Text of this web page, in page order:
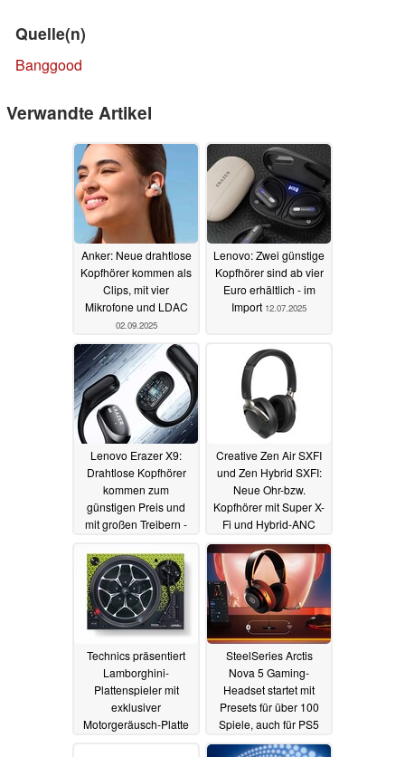
Quelle(n)
Banggood
Verwandte Artikel
Anker: Neue drahtlose
Kopfhörer kommen als
Clips, mit vier
Mikrofone und LDAC
02.09.2025
Lenovo: Zwei günstige
Kopfhörer sind ab vier
Euro erhältlich - im
Import 12.07.2025
Lenovo Erazer X9:
Drahtlose Kopfhörer
kommen zum
günstigen Preis und
mit großen Treibern -
Laufzeit22.11.2024
Creative Zen Air SXFI
und Zen Hybrid SXFI:
Neue Ohr-bzw.
Kopfhörer mit Super X-
Fi und Hybrid-ANC
21.05.2024
Technics präsentiert
Lamborghini-
Plattenspieler mit
exklusiver
Motorgeräusch-Platte
SteelSeries Arctis
Nova 5 Gaming-
Headset startet mit
Presets für über 100
Spiele, auch für PS5
und Xbox14.05.2024